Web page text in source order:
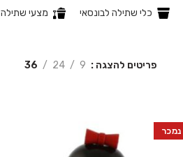
כלי שתילה לבונסאי מצעי שתילה
פריטים להצגה 9
24
36
נמכר